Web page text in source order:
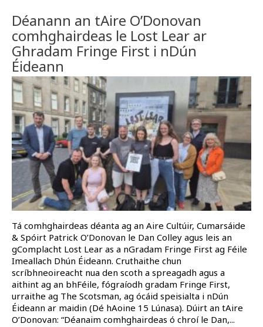
Déanann an tAire O’Donovan
comhghairdeas le Lost Lear ar
Ghradam Fringe First i nDún
Éideann
Tá comhghairdeas déanta ag an Aire Cultúir, Cumarsáide
& Spóirt Patrick O’Donovan le Dan Colley agus leis an
gComplacht Lost Lear as a nGradam Fringe First ag Féile
Imeallach Dhún Éideann. Cruthaithe chun
scríbhneoireacht nua den scoth a spreagadh agus a
aithint ag an bhFéile, fógraíodh gradam Fringe First,
urraithe ag The Scotsman, ag ócáid speisialta i nDún
Éideann ar maidin (Dé hAoine 15 Lúnasa). Dúirt an tAire
O’Donovan: “Déanaim comhghairdeas ó chroí le Dan,...